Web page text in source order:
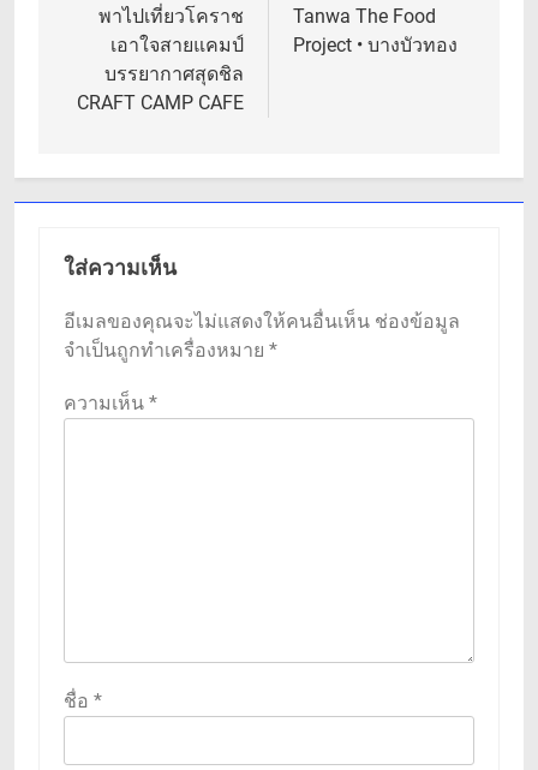
เรื่องพาไปเที่ยวโคราช
เอาใจสายแคมป์
บรรยากาศสุดชิล
CRAFT CAMP CAFE
Tanwa The Food
Project • บางบัวทอง
ใส่ความเห็น
อีเมลของคุณจะไม่แสดงให้คนอื่นเห็น ช่องข้อมูล
จำเป็นถูกทำเครื่องหมาย *
ความเห็น *
ชื่อ *